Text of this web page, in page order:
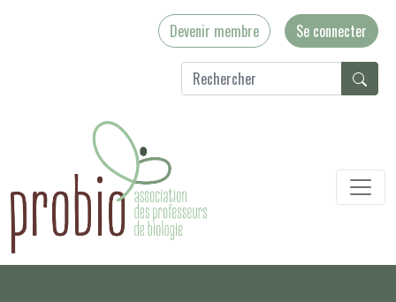
Devenir membre Se connecter